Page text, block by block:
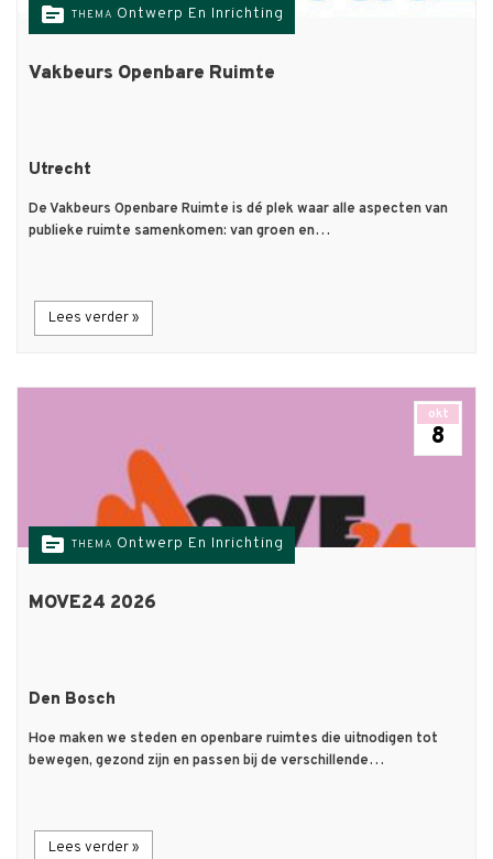
topic THEMA Ontwerp En Inrichting
Vakbeurs Openbare Ruimte
Utrecht
De Vakbeurs Openbare Ruimte is dé plek waar alle aspecten van
publieke ruimte samenkomen: van groen en…
Lees verder »
okt
8
topic THEMA Ontwerp En Inrichting
MOVE24 2026
Den Bosch
Hoe maken we steden en openbare ruimtes die uitnodigen tot
bewegen, gezond zijn en passen bij de verschillende…
Lees verder »